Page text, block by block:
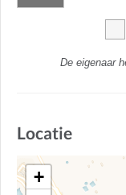
De eigenaar
Locatie
+